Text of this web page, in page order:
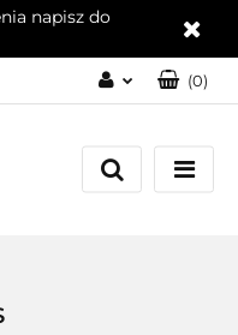
napisz do
Zarejestruj się
(0)